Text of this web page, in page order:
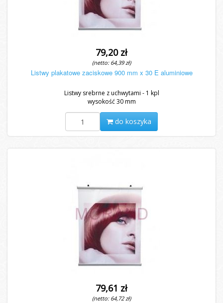
79,20 zł
(netto: 64,39 zł)
Listwy plakatowe zaciskowe 900 mm x 30 E aluminiowe
Listwy srebrne z uchwytami - 1 kpl
wysokość 30 mm
do koszyka
79,61 zł
(netto: 64,72 zł)